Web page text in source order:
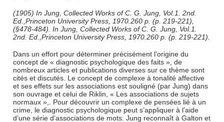
(1905) In Jung, Collected Works of C. G. Jung, Vol.1. 2nd.
Ed.,Princeton University Press, 1970.260 p. (p. 219-221),
(§478-484). In Jung, Collected Works of C. G. Jung, Vol.1.
2nd. Ed.,Princeton University Press, 1970.260 p. (p. 219-221).
Dans un effort pour déterminer précisément l’origine du
concept de « diagnostic psychologique des faits », de
nombreux articles et publications diverses sur ce thème sont
cités et discutés. Le concept de complexe à tonalité affective
et ses effets sur les associations est souligné (par Jung) dans
son ouvrage et celui de Riklin, « Les associations de sujets
normaux »,. Pour découvrir un complexe de pensées lié à un
crime, le diagnostic psychologique peut s’appliquer à l’aide
d’une série d’associations de mots. Jung reconnaît à Galton et